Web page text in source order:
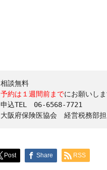
予約は１週間前までにお願いしま
申込TEL　06-6568-7721
Post Share RSS